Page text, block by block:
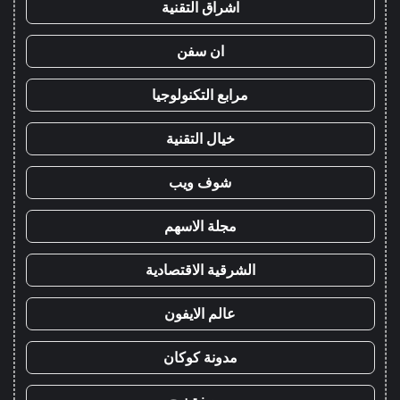
اشراق التقنية
ان سفن
مرابع التكنولوجيا
خيال التقنية
شوف ويب
مجلة الاسهم
الشرقية الاقتصادية
عالم الايفون
مدونة كوكان